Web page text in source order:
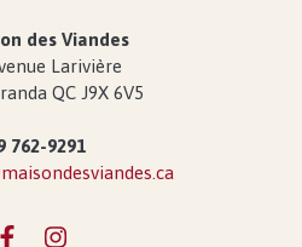
des Viandes
Larivière
QC J9X 6V5
762-9291